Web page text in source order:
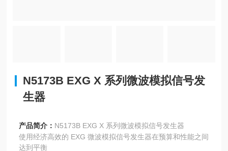
N5173B EXG X 系列微波模拟信号发
生器
产品简介： N5173B EXG X 系列微波模拟信号发生器
使用经济高效的 EXG 微波模拟信号发生器在预算和性能之间
达到平衡